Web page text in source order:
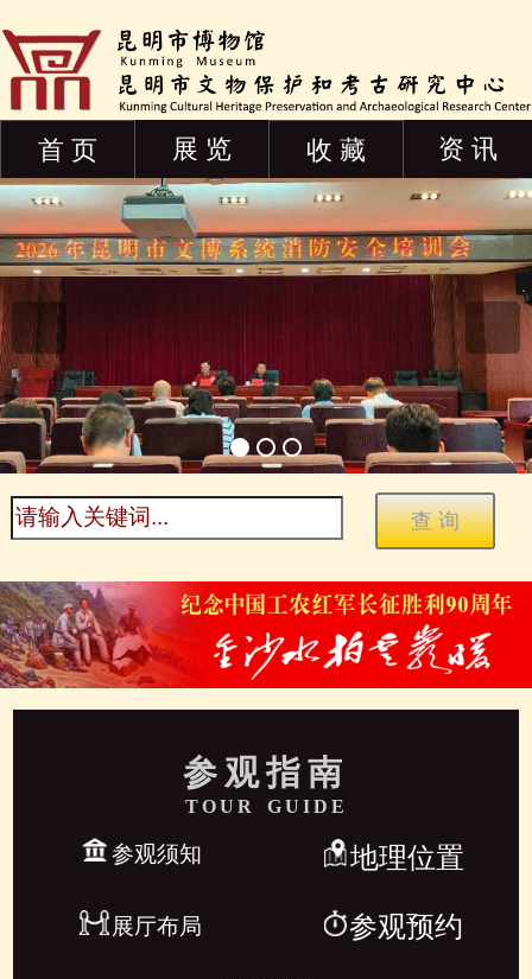
首 页 展 览 收 藏 资 讯
参观指南
TOUR GUIDE
参观须知 地理位置
展厅布局 参观预约